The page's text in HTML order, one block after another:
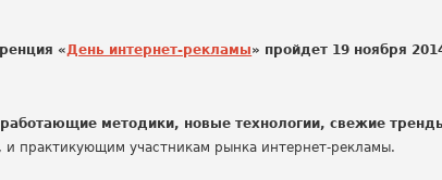
«День интернет-рекламы» пройдет 19 ноября
работающие методики, новые технологии, свежие
и практикующим участникам рынка интернет-рекламы.